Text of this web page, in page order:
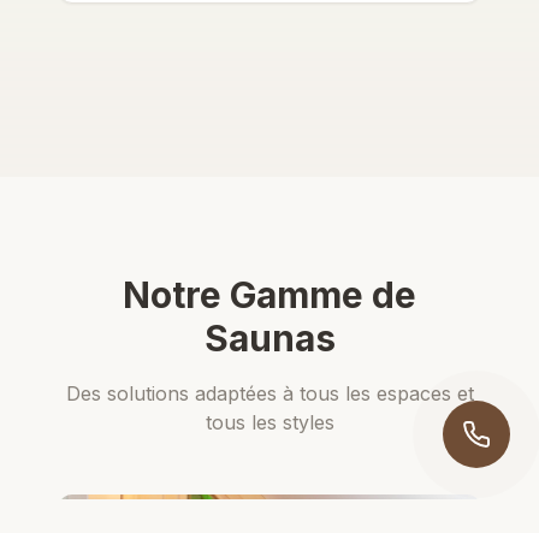
Notre Gamme de
Saunas
Des solutions adaptées à tous les espaces et
tous les styles